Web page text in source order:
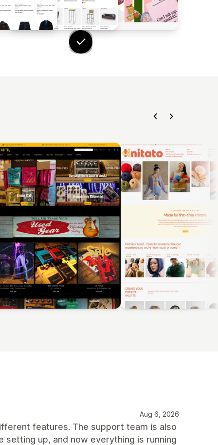
Aug 6, 2026
features. The support team is also
setting up, and now everything is running